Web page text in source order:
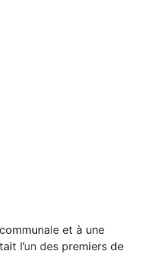
et à une
l’un des premiers de